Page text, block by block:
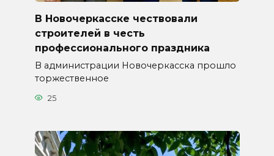
В Новочеркасске чествовали
строителей в честь
профессионального праздника
В администрации Новочеркасска прошло
торжественное
25